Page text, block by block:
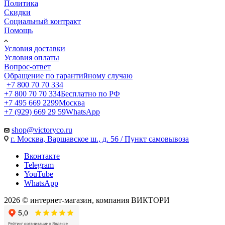
Политика
Скидки
Социальный контракт
Помощь
Условия доставки
Условия оплаты
Вопрос-ответ
Обращение по гарантийному случаю
+7 800 70 70 334
+7 800 70 70 334Бесплатно по РФ
+7 495 669 2299Москва
+7 (929) 669 29 59WhatsApp
shop@victoryco.ru
г. Москва, Варшавское ш., д. 56 / Пункт самовывоза
Вконтакте
Telegram
YouTube
WhatsApp
2026 © интернет-магазин, компания ВИКТОРИ